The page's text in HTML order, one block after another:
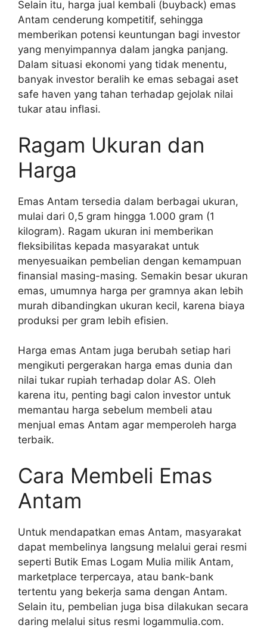
Selain itu, harga jual kembali (buyback) emas
Antam cenderung kompetitif, sehingga
memberikan potensi keuntungan bagi investor
yang menyimpannya dalam jangka panjang.
Dalam situasi ekonomi yang tidak menentu,
banyak investor beralih ke emas sebagai aset
safe haven yang tahan terhadap gejolak nilai
tukar atau inflasi.
Ragam Ukuran dan
Harga
Emas Antam tersedia dalam berbagai ukuran,
mulai dari 0,5 gram hingga 1.000 gram (1
kilogram). Ragam ukuran ini memberikan
fleksibilitas kepada masyarakat untuk
menyesuaikan pembelian dengan kemampuan
finansial masing-masing. Semakin besar ukuran
emas, umumnya harga per gramnya akan lebih
murah dibandingkan ukuran kecil, karena biaya
produksi per gram lebih efisien.
Harga emas Antam juga berubah setiap hari
mengikuti pergerakan harga emas dunia dan
nilai tukar rupiah terhadap dolar AS. Oleh
karena itu, penting bagi calon investor untuk
memantau harga sebelum membeli atau
menjual emas Antam agar memperoleh harga
terbaik.
Cara Membeli Emas
Antam
Untuk mendapatkan emas Antam, masyarakat
dapat membelinya langsung melalui gerai resmi
seperti Butik Emas Logam Mulia milik Antam,
marketplace terpercaya, atau bank-bank
tertentu yang bekerja sama dengan Antam.
Selain itu, pembelian juga bisa dilakukan secara
daring melalui situs resmi logammulia.com.